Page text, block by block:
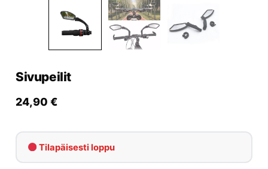
Varaa huolto
Sivupeilit
24,90 €
Tilapäisesti loppu